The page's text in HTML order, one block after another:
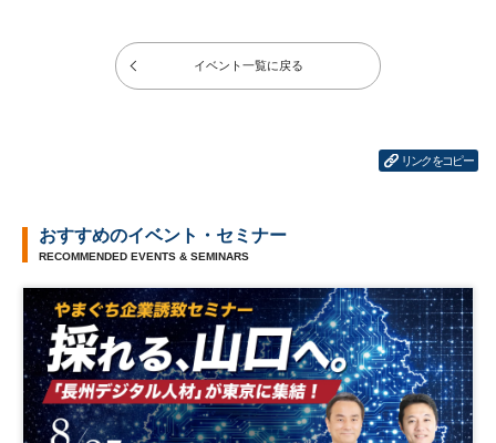
イベント一覧に戻る
リンクをコピー
おすすめのイベント・セミナー
RECOMMENDED EVENTS & SEMINARS